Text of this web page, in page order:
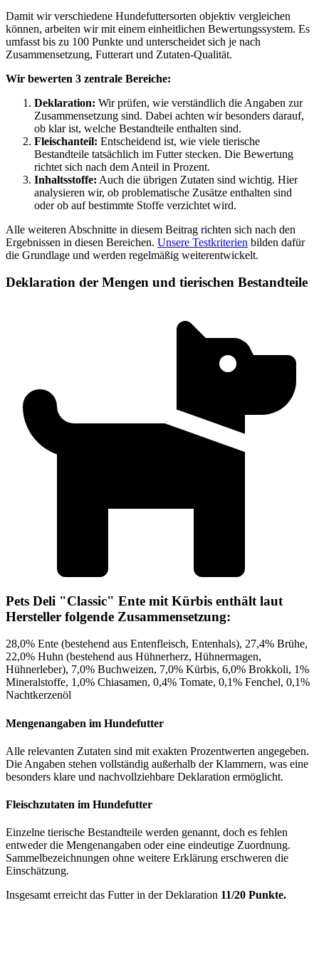
Damit wir verschiedene Hundefuttersorten objektiv vergleichen
können, arbeiten wir mit einem einheitlichen Bewertungssystem. Es
umfasst bis zu 100 Punkte und unterscheidet sich je nach
Zusammensetzung, Futterart und Zutaten-Qualität.
Wir bewerten 3 zentrale Bereiche:
Deklaration: Wir prüfen, wie verständlich die Angaben zur
Zusammensetzung sind. Dabei achten wir besonders darauf,
ob klar ist, welche Bestandteile enthalten sind.
Fleischanteil: Entscheidend ist, wie viele tierische
Bestandteile tatsächlich im Futter stecken. Die Bewertung
richtet sich nach dem Anteil in Prozent.
Inhaltsstoffe: Auch die übrigen Zutaten sind wichtig. Hier
analysieren wir, ob problematische Zusätze enthalten sind
oder ob auf bestimmte Stoffe verzichtet wird.
Alle weiteren Abschnitte in diesem Beitrag richten sich nach den
Ergebnissen in diesen Bereichen. Unsere Testkriterien bilden dafür
die Grundlage und werden regelmäßig weiterentwickelt.
Deklaration der Mengen und tierischen Bestandteile
Pets Deli "Classic" Ente mit Kürbis enthält laut
Hersteller folgende Zusammensetzung:
28,0% Ente (bestehend aus Entenfleisch, Entenhals), 27,4% Brühe,
22,0% Huhn (bestehend aus Hühnerherz, Hühnermagen,
Hühnerleber), 7,0% Buchweizen, 7,0% Kürbis, 6,0% Brokkoli, 1%
Mineralstoffe, 1,0% Chiasamen, 0,4% Tomate, 0,1% Fenchel, 0,1%
Nachtkerzenöl
Mengenangaben im Hundefutter
Alle relevanten Zutaten sind mit exakten Prozentwerten angegeben.
Die Angaben stehen vollständig außerhalb der Klammern, was eine
besonders klare und nachvollziehbare Deklaration ermöglicht.
Fleischzutaten im Hundefutter
Einzelne tierische Bestandteile werden genannt, doch es fehlen
entweder die Mengenangaben oder eine eindeutige Zuordnung.
Sammelbezeichnungen ohne weitere Erklärung erschweren die
Einschätzung.
Insgesamt erreicht das Futter in der Deklaration 11/20 Punkte.